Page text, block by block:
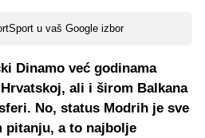
u vaš Google izbor
Dinamo već godinama
ali i širom Balkana
No, status Modrih je sve
pitanju, a to najbolje